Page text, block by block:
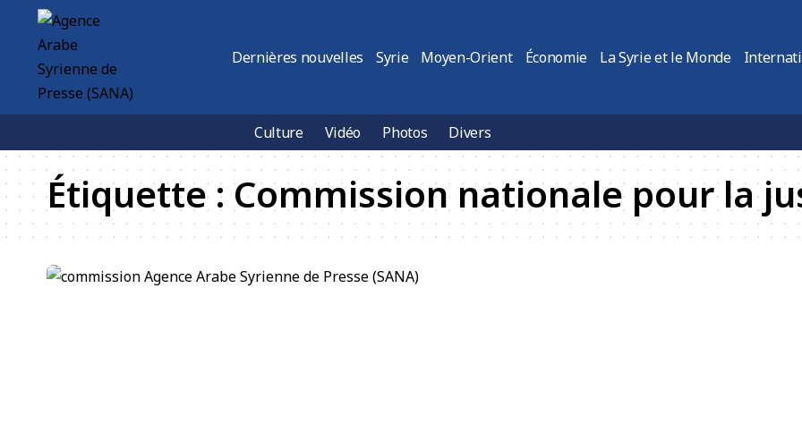
Dernières nouvelles Syrie Moyen-Orient Économie La Syrie et le Monde
Culture Vidéo Photos Divers
Étiquette : Commission nationale pour la